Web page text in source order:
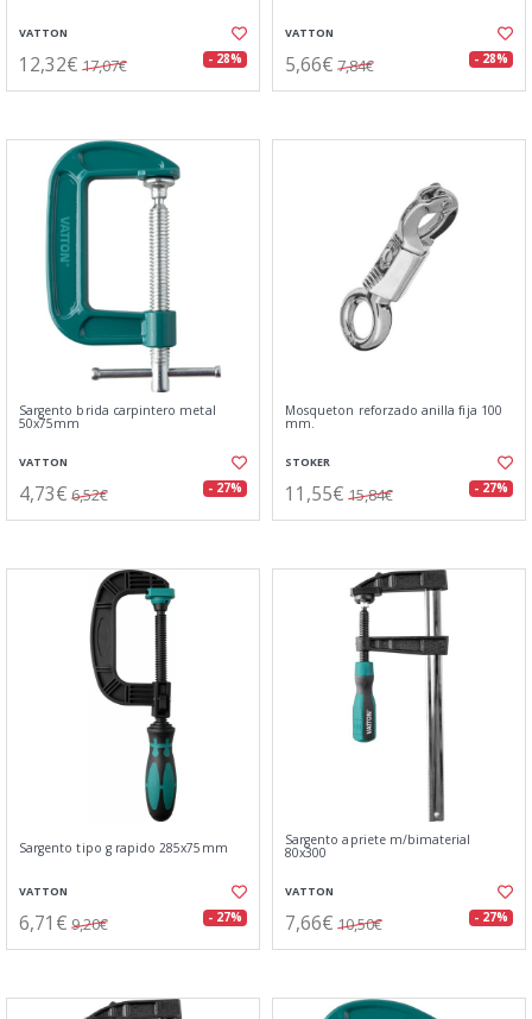
VATTON
12,32€ 17,07€ - 28%
VATTON
5,66€ 7,84€ - 28%
Sargento brida carpintero metal
50x75mm
VATTON
4,73€ 6,52€ - 27%
Mosqueton reforzado anilla fija 100
mm.
STOKER
11,55€ 15,84€ - 27%
Sargento tipo g rapido 285x75mm
VATTON
6,71€ 9,20€ - 27%
Sargento apriete m/bimaterial
80x300
VATTON
7,66€ 10,50€ - 27%